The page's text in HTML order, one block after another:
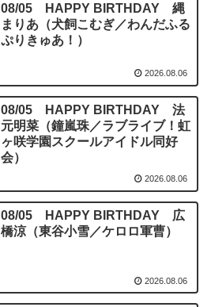
08/05 HAPPY BIRTHDAY 縄
まりあ（犬飼こむぎ／わんだふる
ぷりきゅあ！）
2026.08.06
08/05 HAPPY BIRTHDAY 法
元明菜（鐘嵐珠／ラブライブ！虹
ヶ咲学園スクールアイドル同好
会）
2026.08.06
08/05 HAPPY BIRTHDAY 広
橋涼（東谷小雪／ケロロ軍曹）
2026.08.06